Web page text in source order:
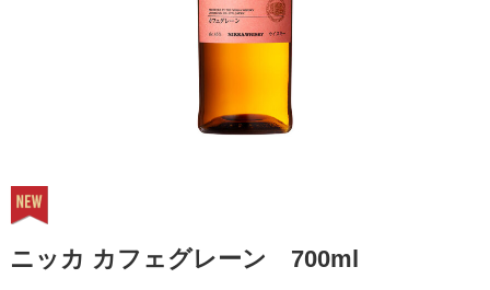
ニッカ カフェグレーン 700ml